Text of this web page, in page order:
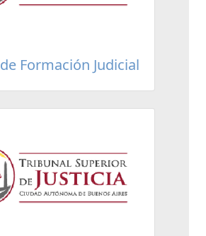
Formación Judicial